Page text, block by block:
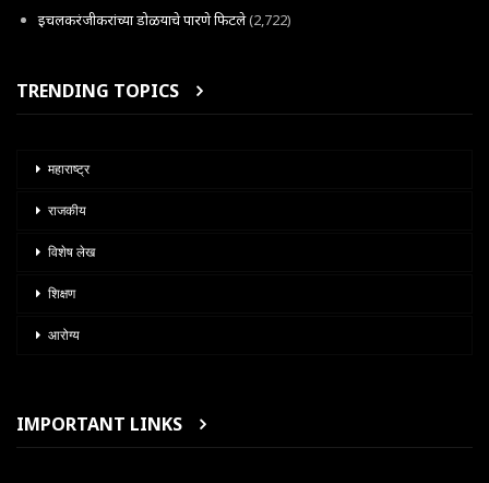
इचलकरंजीकरांच्या डोळयाचे पारणे फिटले(2,722)
TRENDING TOPICS
महाराष्ट्र
राजकीय
विशेष लेख
शिक्षण
आरोग्य
IMPORTANT LINKS